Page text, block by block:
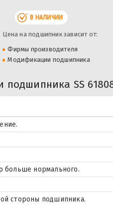
В НАЛИЧИИ
Цена на подшипник зависит от:
Фирмы производителя
Модификации подшипника
SS
больше нормального.
стороны подшипника.